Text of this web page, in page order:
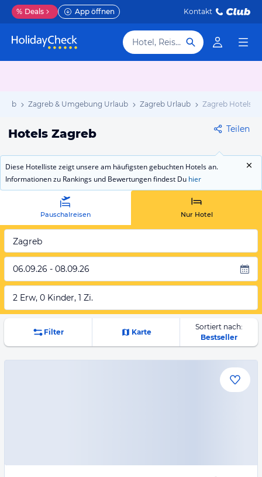
% Deals App öffnen Kontakt
Hotel, Reiseziel
Zagreb & Umgebung Urlaub Zagreb Urlaub Zagreb Hotels
Hotels Zagreb Teilen
Diese Hotelliste zeigt unsere am häufigsten gebuchten Hotels an.
Informationen zu Rankings und Bewertungen findest Du hier
Pauschalreisen Nur Hotel
Zagreb
06.09.26 - 08.09.26
2 Erw, 0 Kinder, 1 Zi.
Filter Karte
Sortiert nach:
Bestseller